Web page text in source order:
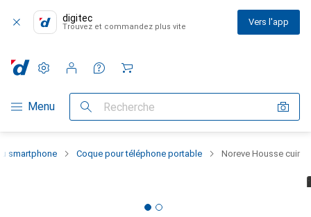
digitec
Trouvez et commandez plus vite Vers l'app
Navigation par catégorie
Menu Recherche
Paramètres
Compte client
Listes de comparaison
Listes d'envies
Panier
smartphone Coque pour téléphone portable Noreve Housse cuir